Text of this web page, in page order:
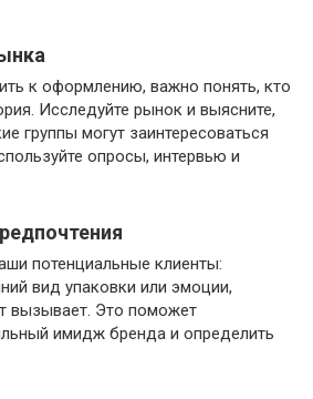
к оформлению, важно понять, кто
Исследуйте рынок и выясните,
группы могут заинтересоваться
опросы, интервью и
потенциальные клиенты:
вид упаковки или эмоции,
вызывает. Это поможет
имидж бренда и определить